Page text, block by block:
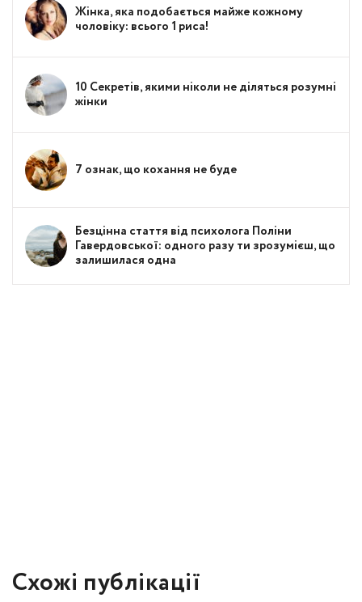
Жінка, яка подобається майже кожному
чоловіку: всього 1 риса!
10 Секретів, якими ніколи не діляться розумні
жінки
7 ознак, що кохання не буде
Безцінна стаття від психолога Поліни
Гавердовської: одного разу ти зрозумієш, що
залишилася одна
Схожі публікації